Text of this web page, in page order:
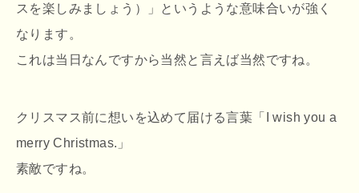
スを楽しみましょう）」というような意味合いが強く
なります。
これは当日なんですから当然と言えば当然ですね。
クリスマス前に想いを込めて届ける言葉「I wish you a
merry Christmas.」
素敵ですね。